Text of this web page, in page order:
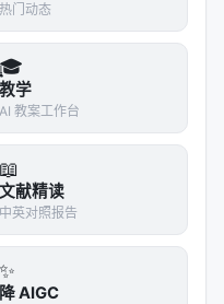
"如何定义'好的研究步
must not fool
person to
最容易骗的人就是你自
#强化学习 #奖
#费曼
热门动态
🎓
教学
AI 教案工作台
📖
文献精读
中英对照报告
✨
降 AIGC